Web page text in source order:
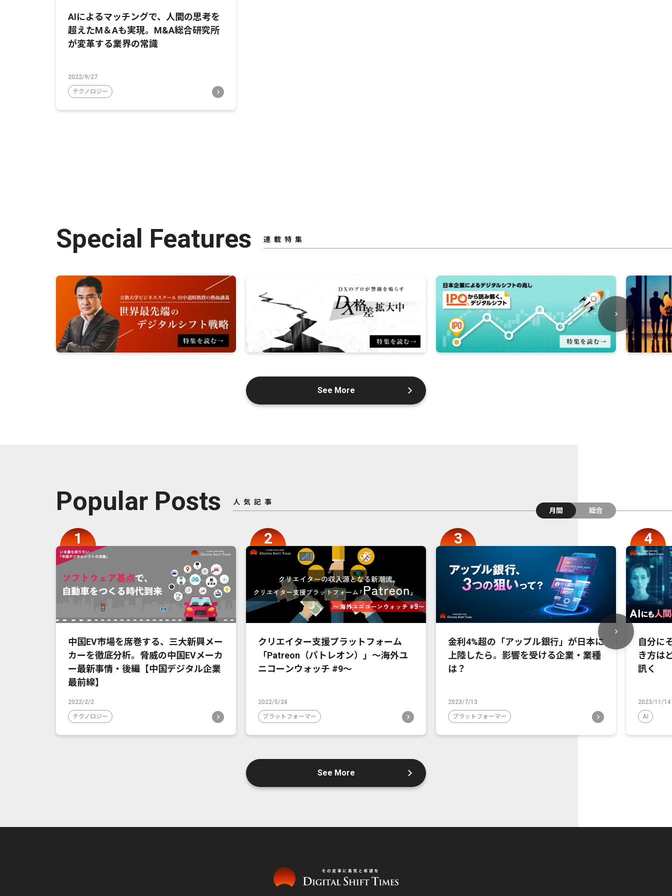
AIによるマッチングで、人間の思考を
超えたM＆Aも実現。M&A総合研究所
が変革する業界の常識
2022/9/27
テクノロジー
Special Features 連載特集
See More
Popular Posts
人気記事
月間
総合
中国EV市場を席巻する、三大新興メー
カーを徹底分析。脅威の中国EVメーカ
ー最新事情・後編【中国デジタル企業
最前線】
2022/2/2
テクノロジー
クリエイター支援プラットフォーム
「Patreon（パトレオン）」〜海外ユ
ニコーンウォッチ #9〜
2022/5/24
プラットフォーマー
金利4%超の「アップル銀行」が日本に
上陸したら。影響を受ける企業・業種
は？
2023/7/13
プラットフォーマー
自分に
き方は
訊く
2023/11/14
AI
See More